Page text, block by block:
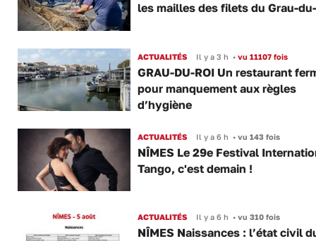
les mailles des filets du Grau-
ACTUALITÉS Il y a 3 h •vu 11107 fois
GRAU-DU-ROI Un restaurant
pour manquement aux règles
d’hygiène
ACTUALITÉS Il y a 6 h •vu 143 fois
NÎMES Le 29e Festival
Tango, c'est demain !
ACTUALITÉS Il y a 6 h •vu 310 fois
NÎMES Naissances : l’état civil